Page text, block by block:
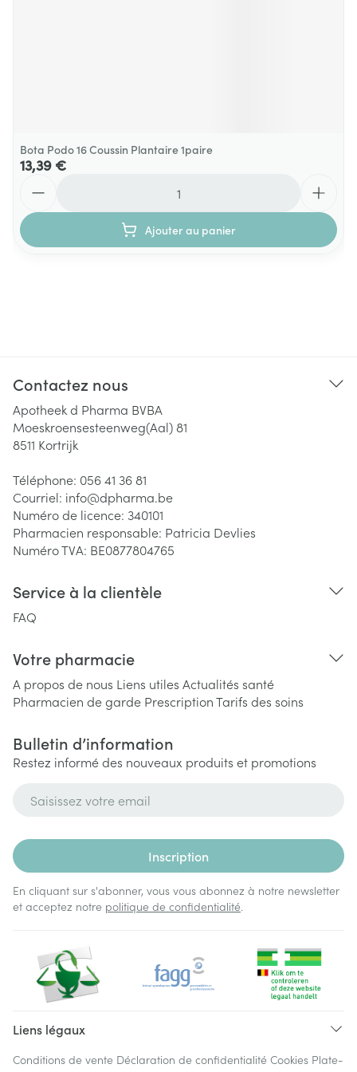
Bota Podo 16 Coussin Plantaire 1paire
13,39 €
Ajouter au panier
Contactez nous
Apotheek d Pharma BVBA
Moeskroensesteenweg(Aal) 81
8511 Kortrijk
Téléphone: 056 41 36 81
Courriel: info@dpharma.be
Numéro de licence: 340101
Pharmacien responsable: Patricia Devlies
Numéro TVA: BE0877804765
Service à la clientèle
FAQ
Votre pharmacie
A propos de nous Liens utiles Actualités santé
Pharmacien de garde PrescriptionTarifs des soins
Bulletin d’information
Restez informé des nouveaux produits et promotions
Inscription
En cliquant sur s'abonner, vous vous abonnez à notre newsletter
et acceptez notre politique de confidentialité.
Liens légaux
Conditions de vente Déclaration de confidentialité Cookies Plate-